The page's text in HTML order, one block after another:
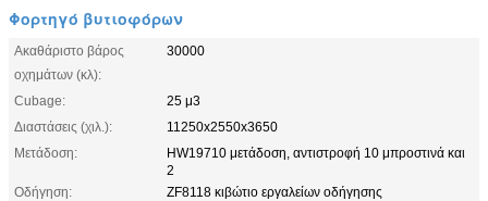
Φορτηγό βυτιοφόρων
Ακαθάριστο βάρος
οχημάτων (κλ):
30000
Cubage:
25 μ3
Διαστάσεις (χιλ.):
11250x2550x3650
Μετάδοση:
HW19710 μετάδοση, αντιστροφή 10 μπροστινά και
2
Οδήγηση:
ZF8118 κιβώτιο εργαλείων οδήγησης